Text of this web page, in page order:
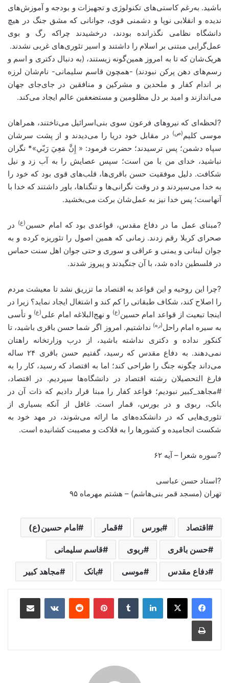
باشید. به‌رغم کاستی‌های تکنولوژی و تجهیزات و بودجه و آموزش‌های
ندیده و انقلابی نوپا و دشمنی قوی، جوانانی که مشق جنگ در هیچ
دانشگاه نظامی نگذرانده بودند، درخشیدند چراکه رگ و بوی
عمل‌گرایی مبتنی بر اسلام را داشتند و اسیر تئوری‌های غربی‌ نشدند.
هریک‌شان که تا به امروز همین‌گونه زیستند، (به دنبال دکتری و اسم و
رسم‌های دهن پرکن نبودند) -همچون قاسم سلیمانی- نام‌شان لرزه
بر اندام کفار و ملحدین و مشرکین و منافقین در جای‌جای جهان
می‌اندازند و امید بر دل مظلومین و مستضعفین عالم ایجاد می‌کند.
?لحظه‌ای که نیروهای فرعون سوی بنی‌اسرائیل می‌تاختند، همراهان
موسی کلیم (ص) در مقابل خود دریا را می‌دیدند و از پشت سرشان
سپاه دشمن؛ پس ترسیدند؛ حضرت فرمود: « إِنَّ مَعِيَ رَبّي»* نگران
نباشید، خدای من با من است؛ سپس عصایش را به آب زد و نیل
شکافت. دلیل موفقیت حسن باقری‌ها، قلب‌های قوی بود که خود را
به خدا می‌سپردند و در وقت نگرانی‌ها و تنگناها، باور داشتند که خدا با
آنهاست؛ پس خدا نیز به عمل‌شان برکت می‌بخشید.
?مبنای عمل ما در دفاع مقدس، قواعدی بود که امام حسین(ع) در
صحرای کربلا رقم زدند. زمانی که همین اصول را تئوریزه کرده و به
جوان لبنانی و یمنی و عراقی و سوری و حتی جوان اهل سنت حماس
در فلسطین داده شد، با آن جنگیدند و پیروز شدند.
?چرا این روحیه و این قواعد به اقتصاد ما تزریق نشد تا معیشت مردم
را اصلاح کند، شکاف طبقاتی را کم کند و اشتغال ایجاد نماید؟ زیرا در
اینجا تبعیت از قواعد امام حسین(ع) و نهج‌البلاغه امام علی(ع) و تأسی
به سیره امام راحل(ره) نداشتیم. امروز اگر شما حسن باقری باشید، تا
کنکور نداده و دکتری نداشته باشید، از درب وزارتخانه‌ راهتان
نمی‌دهند. به دفاع مقدس که رسید، گفتیم حسن باقری ۲۴ ساله
می‌داند چگونه جنگ را طراحی کند؛ اما به اقتصاد که رسید، کار را به
فارغ ‌التحصیلان رشته اقتصاد در دانشگاه‌ها سپردیم. در اقتصاد،
#مجاهد_کبیر نبودیم؛ قواعد کفار را مبنا قرار دادیم که ذات آن در
بانک‌، ربوی و در بورس، قمار است. غافل از آنکه بسیاری از
تئوری‌هایی که در دانشکده‌های ما ارائه می‌شوند، در مهد خود به
شکست انجامیده و کشورها را به فلاکت و مصیبت کشانیده است.
?سوره شعرا – آیه ۶۲
?استاد حسن عباسی
تهران (مسجد قمر بنی‌هاشم) – هشتم مهرماه ۹۵
اقتصاد بورس قمار امام حسین(ع)
حسن باقری ربوی قاسم سلیمانی
دفاع مقدس موسی بانک مجاهد کبیر
لینکدین ‫تامبلر ‫پین‌ترست‫رددیت ‫VKontakteاشتراک گذاری از طریق ایمیل
چاپ